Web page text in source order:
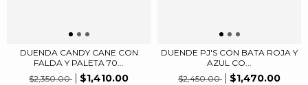
DUENDA CANDY CANE CON
FALDA Y PALETA 70...
$2,350.00
$1,410.00
DUENDE PJ'S CON BATA ROJA Y
AZUL CO...
$2,450.00
$1,470.00